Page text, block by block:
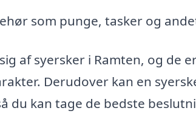
som punge, tasker og
af syersker i Ramten, og de
Derudover kan en
du kan tage de bedste